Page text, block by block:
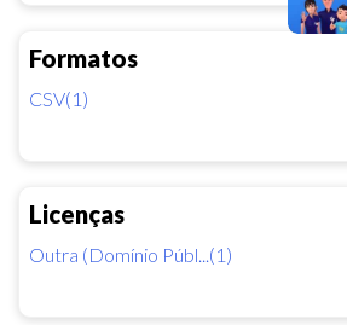
Formatos
CSV(1)
Licenças
Outra (Domínio Públ...(1)